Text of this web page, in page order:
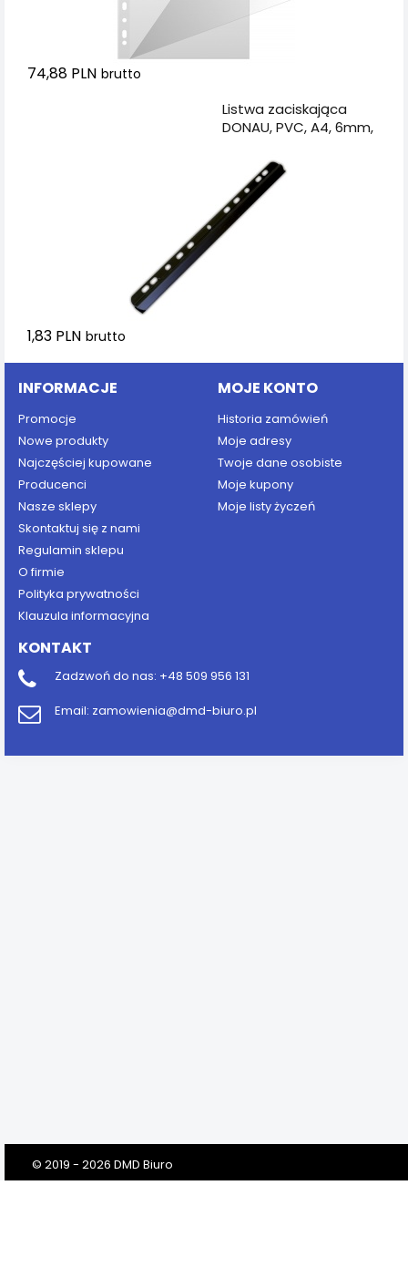
74,88 PLN brutto
Listwa zaciskająca
DONAU, PVC, A4, 6mm,
europerforacją, czarna
1,83 PLN brutto
INFORMACJE
Promocje
Nowe produkty
Najczęściej kupowane
Producenci
Nasze sklepy
Skontaktuj się z nami
Regulamin sklepu
O firmie
Polityka prywatności
Klauzula informacyjna
MOJE KONTO
Historia zamówień
Moje adresy
Twoje dane osobiste
Moje kupony
Moje listy życzeń
KONTAKT
Zadzwoń do nas: +48 509 956 131
Email: zamowienia@dmd-biuro.pl
© 2019 - 2026 DMD Biuro